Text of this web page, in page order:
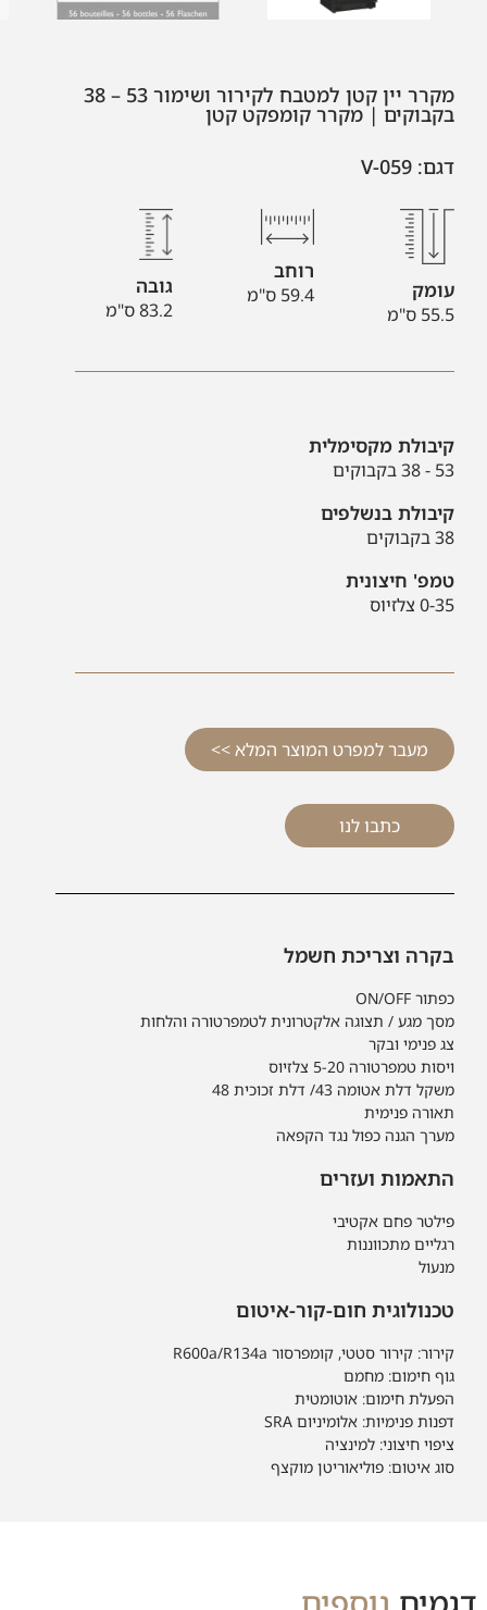
מקרר יין קטן למטבח לקירור ושימור 53 – 38
בקבוקים | מקרר קומפקט קטן
דגם: V-059
עומק
55.5 ס"מ
רוחב
59.4 ס"מ גובה
83.2 ס"מ
קיבולת מקסימלית
53 - 38 בקבוקים
קיבולת בנשלפים
38 בקבוקים
טמפ' חיצונית
0-35 צלזיוס
מעבר למפרט המוצר המלא >>
כתבו לנו
בקרה וצריכת חשמל
כפתור ON/OFF
מסך מגע / תצוגה אלקטרונית לטמפרטורה והלחות
צג פנימי ובקר
ויסות טמפרטורה 5-20 צלזיוס
משקל דלת אטומה 43/ דלת זכוכית 48
תאורה פנימית
מערך הגנה כפול נגד הקפאה
התאמות ועזרים
פילטר פחם אקטיבי
רגליים מתכווננות
מנעול
טכנולוגית חום-קור-איטום
קירור: קירור סטטי, קומפרסור R600a/R134a
גוף חימום: מחמם
הפעלת חימום: אוטומטית
דפנות פנימיות: אלומיניום SRA
ציפוי חיצוני: למינציה
סוג איטום: פוליאוריטן מוקצף